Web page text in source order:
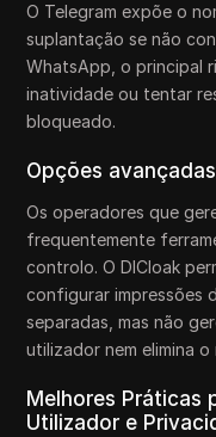
O Telegram expõe o
suplantação se não
WhatsApp, o principal
inatividade ou tentar
bloqueado.
Opções
Os operadores que
frequentemente
controlo. O DICloak
configurar impressões
separadas, mas não
utilizador nem elimina
Melhores Práticas
Utilizador e